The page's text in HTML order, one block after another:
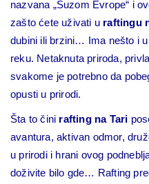
nazvana „Suzom Evrope“ i
zašto ćete uživati u raftingu
dubini ili brzini… Ima nešto i
reku. Netaknuta priroda,
svakome je potrebno da
opusti u prirodi.
Šta to čini rafting na Tari
avantura, aktivan odmor,
u prirodi i hrani ovog
doživite bilo gde… Rafting